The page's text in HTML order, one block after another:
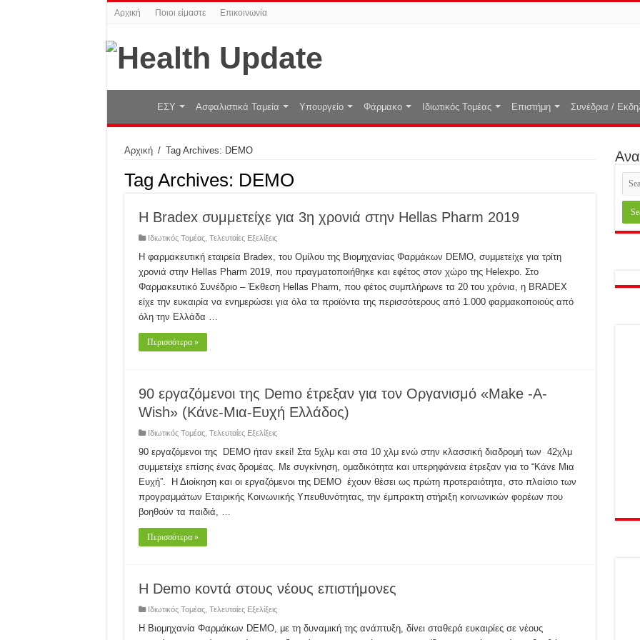
Αρχική Ποιοι είμαστε Επικοινωνία
ΕΣΥ Ασφαλιστικά Ταμεία Υπουργείο Φάρμακο Ιδιωτικός Τομέας Επιστήμη Συνέδρια /
Αρχική / Tag Archives: DEMO
Tag Archives: DEMO
Η Bradex συμμετείχε για 3η χρονιά στην Hellas Pharm 2019
Ιδιωτικός Τομέας, Τελευταίες Εξελίξεις
H φαρμακευτική εταιρεία Bradex, του Ομίλου της Βιομηχανίας Φαρμάκων DEMO, συμμετείχε για τρίτη
χρονιά στην Hellas Pharm 2019, που πραγματοποιήθηκε και εφέτος στον χώρο της Helexpo. Στο
Φαρμακευτικό Συνέδριο – Έκθεση Hellas Pharm, που φέτος συμπλήρωνε τα 20 του χρόνια, η BRADEX
είχε την ευκαιρία να ενημερώσει για όλα τα προϊόντα της περισσότερους από 1.000 φαρμακοποιούς από
όλη την Ελλάδα …
Περισσότερα »
90 εργαζόμενοι της Demo έτρεξαν για τον Οργανισμό «Make -A-
Wish» (Κάνε-Mια-Ευχή Ελλάδος)
Ιδιωτικός Τομέας, Τελευταίες Εξελίξεις
90 εργαζόμενοι της DEMO ήταν εκεί! Στα 5χλμ και στα 10 χλμ ενώ στην κλασσική διαδρομή των 42χλμ
συμμετείχε επίσης ένας δρομέας. Με συγκίνηση, ομαδικότητα και υπερηφάνεια έτρεξαν για το “Κάνε Μια
Ευχή”. Η Διοίκηση και οι εργαζόμενοι της DEMO έχουν θέσει ως πρώτη προτεραιότητα, στο πλαίσιο των
προγραμμάτων Εταιρικής Κοινωνικής Υπευθυνότητας, την έμπρακτη στήριξη κοινωνικών φορέων που
βοηθούν τα παιδιά, …
Περισσότερα »
Η Demo κοντά στους νέους επιστήμονες
Ιδιωτικός Τομέας, Τελευταίες Εξελίξεις
H Βιομηχανία Φαρμάκων DEMO, με τη δυναμική της ανάπτυξη, δίνει σταθερά ευκαιρίες σε νέους